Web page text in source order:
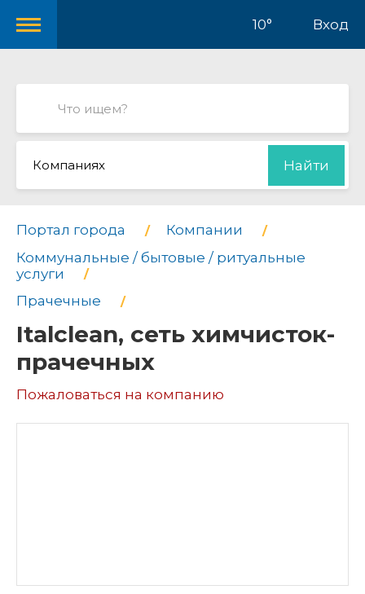
10° Вход
Компаниях Найти
Портал города
Компании
Коммунальные / бытовые / ритуальные
услуги
Прачечные
Italclean, сеть химчисток-
прачечных
Пожаловаться на компанию